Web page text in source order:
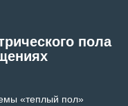
пола
«теплый пол»